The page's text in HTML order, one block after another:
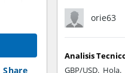
Share
orie63
Analisis
GBP/USD.